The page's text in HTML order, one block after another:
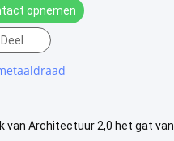
opnemen
Deel
van Architectuur 2,0 het gat van